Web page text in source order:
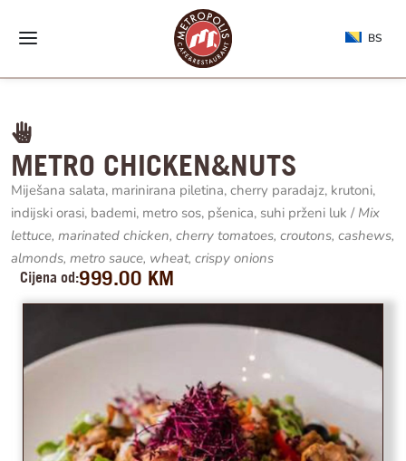
BS
METRO CHICKEN&NUTS
Miješana salata, marinirana piletina, cherry paradajz, krutoni,
indijski orasi, bademi, metro sos, pšenica, suhi prženi luk / Mix
lettuce, marinated chicken, cherry tomatoes, croutons, cashews,
almonds, metro sauce, wheat, crispy onions
Cijena od:999.00 KM